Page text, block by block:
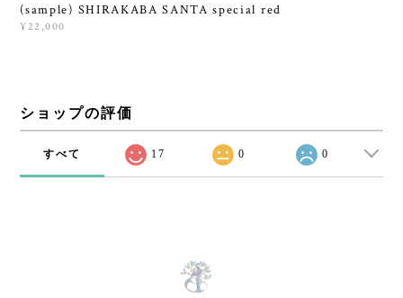
(sample) SHIRAKABA SANTA special red
¥22,000
ショップの評価
すべて 17 0 0